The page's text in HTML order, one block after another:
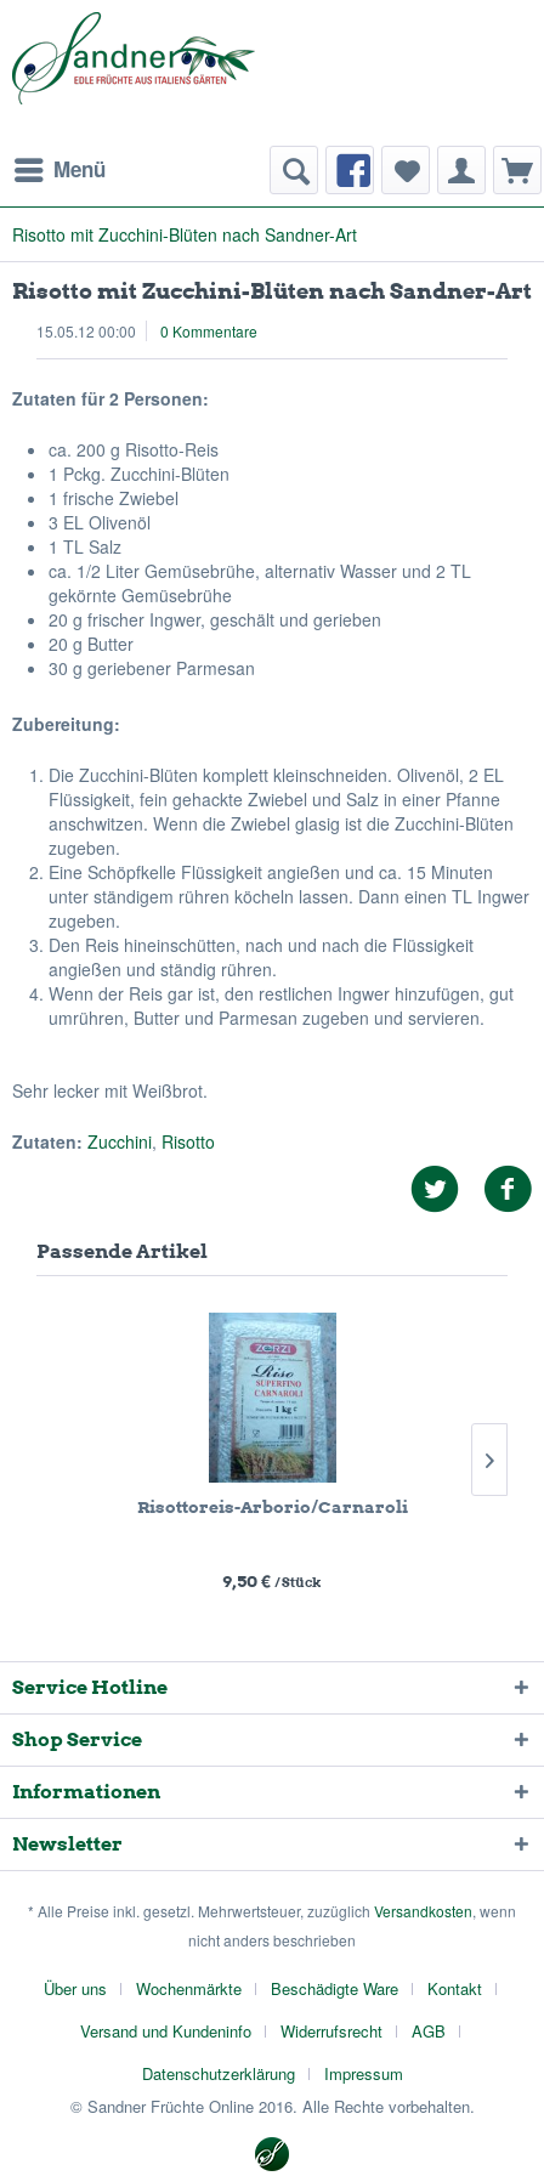
Menü
Risotto mit Zucchini-Blüten nach Sandner-Art
Risotto mit Zucchini-Blüten nach Sandner-Art
15.05.12 00:00 0 Kommentare
Zutaten für 2 Personen:
ca. 200 g Risotto-Reis
1 Pckg. Zucchini-Blüten
1 frische Zwiebel
3 EL Olivenöl
1 TL Salz
ca. 1/2 Liter Gemüsebrühe, alternativ Wasser und 2 TL
gekörnte Gemüsebrühe
20 g frischer Ingwer, geschält und gerieben
20 g Butter
30 g geriebener Parmesan
Zubereitung:
Die Zucchini-Blüten komplett kleinschneiden. Olivenöl, 2 EL
Flüssigkeit, fein gehackte Zwiebel und Salz in einer Pfanne
anschwitzen. Wenn die Zwiebel glasig ist die Zucchini-Blüten
zugeben.
Eine Schöpfkelle Flüssigkeit angießen und ca. 15 Minuten
unter ständigem rühren köcheln lassen. Dann einen TL Ingwer
zugeben.
Den Reis hineinschütten, nach und nach die Flüssigkeit
angießen und ständig rühren.
Wenn der Reis gar ist, den restlichen Ingwer hinzufügen, gut
umrühren, Butter und Parmesan zugeben und servieren.
Sehr lecker mit Weißbrot.
Zutaten: Zucchini, Risotto
Passende Artikel
Risottoreis-Arborio/Carnaroli
9,50 € / Stück
Service Hotline
Shop Service
Informationen
Newsletter
* Alle Preise inkl. gesetzl. Mehrwertsteuer, zuzüglich Versandkosten, wenn
nicht anders beschrieben
Über uns Wochenmärkte Beschädigte Ware
Kontakt
Versand und Kundeninfo
Widerrufsrecht
AGB
Datenschutzerklärung
Impressum
© Sandner Früchte Online 2016. Alle Rechte vorbehalten.